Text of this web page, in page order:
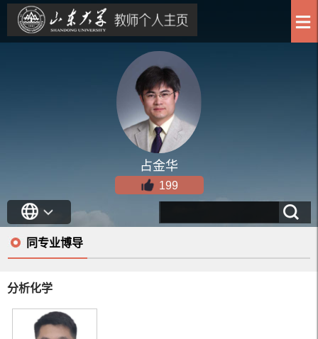
占金华
199
同专业博导
分析化学